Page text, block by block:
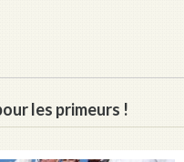
les primeurs !